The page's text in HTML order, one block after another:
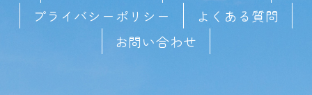
プライバシーポリシー
よくある質問
お問い合わせ